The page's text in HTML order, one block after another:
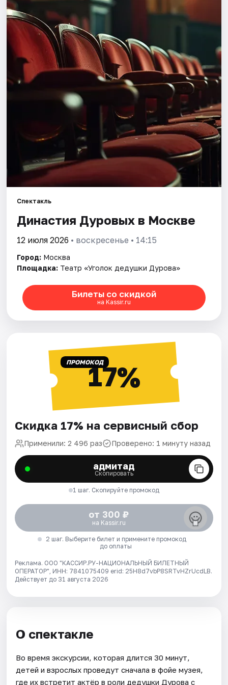
Города
Площадки
Артисты
Спектакль
Династия Дуровых в Москве
12 июля 2026 • воскресенье • 14:15
Город: Москва
Площадка: Театр «Уголок дедушки Дурова»
Билеты со скидкой
на Kassir.ru
ПРОМОКОД17%
Скидка 17% на сервисный сбор
Применили: 2 496 раз Проверено: 1 минуту назад
адмитад
Скопировать
1 шаг. Скопируйте промокод
от 300 ₽
на Kassir.ru
2 шаг. Выберите билет и примените промокод
до оплаты
Реклама. ООО "КАССИР.РУ-НАЦИОНАЛЬНЫЙ БИЛЕТНЫЙ
ОПЕРАТОР", ИНН: 7841075409 erid: 25H8d7vbP8SRTvHZrUcdLB.
Действует до 31 августа 2026
О спектакле
Во время экскурсии, которая длится 30 минут,
детей и взрослых проведут сначала в фойе музея,
где их встретит актёр в роли дедушки Дурова с